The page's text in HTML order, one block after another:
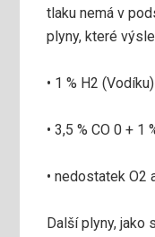
tlaku nemá v
plyny, které
• 1 % H2
• 3,5 % CO 0 + 1
• nedostatek O2
Další plyny, jako